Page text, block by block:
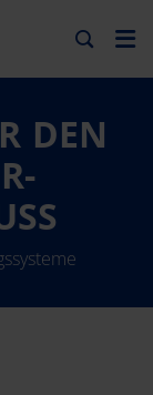
DEN